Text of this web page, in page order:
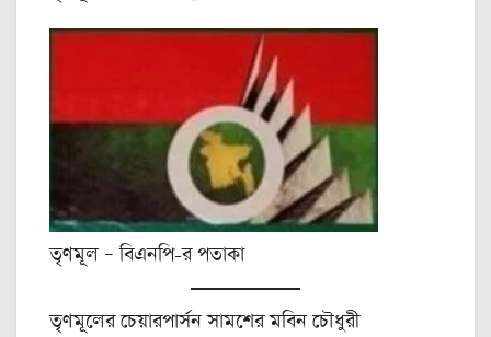
তৃণমূল – বিএনপি-র পতাকা
তৃণমূলের চেয়ারপার্সন সামশের মবিন চৌধুরী